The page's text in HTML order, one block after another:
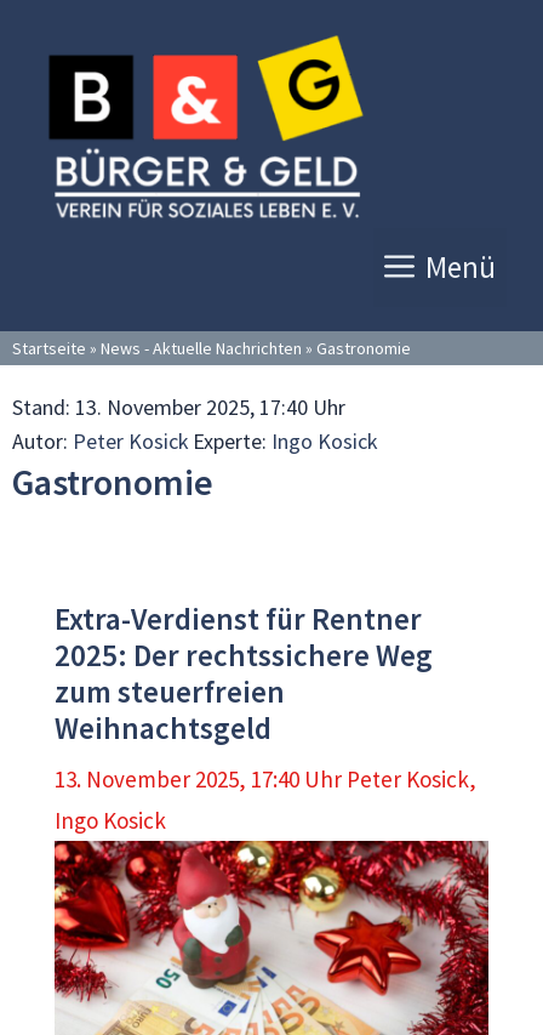
Inhalt
springen
Menü
Startseite » News - Aktuelle Nachrichten » Gastronomie
Stand: 13. November 2025, 17:40 Uhr
Autor: Peter Kosick Experte: Ingo Kosick
Gastronomie
Extra-Verdienst für Rentner
2025: Der rechtssichere Weg
zum steuerfreien
Weihnachtsgeld
13. November 2025, 17:40 Uhr Peter Kosick,
Ingo Kosick